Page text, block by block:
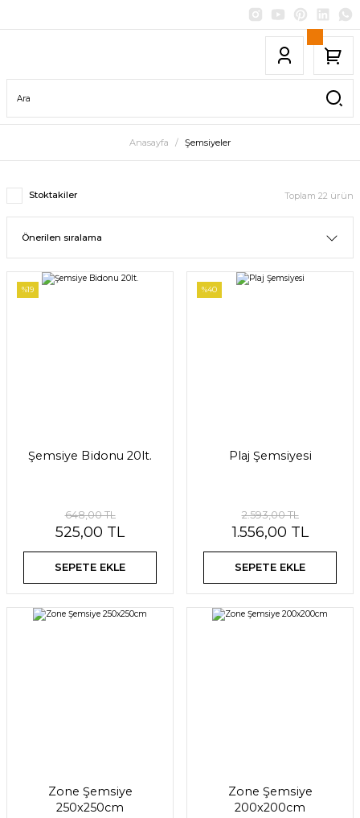
Anasayfa Şemsiyeler
Stoktakiler Toplam 22 ürün
%19
Şemsiye Bidonu 20lt.
648,00 TL
525,00 TL
SEPETE EKLE
%40
Plaj Şemsiyesi
2.593,00 TL
1.556,00 TL
SEPETE EKLE
Zone Şemsiye
250x250cm
Zone Şemsiye
200x200cm